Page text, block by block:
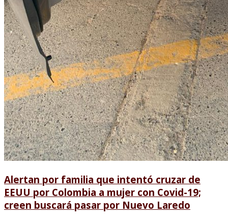
Alertan por familia que intentó cruzar de
EEUU por Colombia a mujer con Covid-19;
creen buscará pasar por Nuevo Laredo